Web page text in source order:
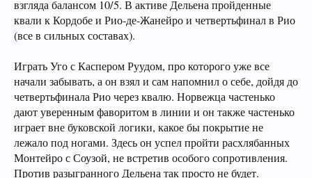
взгляда балансом 10/5. В активе Дельена пройденные
квали к Кордобе и Рио-де-Жанейро и четвертьфинал в Рио
(все в сильных составах).
Играть Уго с Каспером Руудом, про которого уже все
начали забывать, а он взял и сам напомнил о себе, дойдя до
четвертьфинала Рио через квалю. Норвежца частенько
дают уверенным фаворитом в линии и он также частенько
играет вне буковской логики, какое бы покрытие не
лежало под ногами. Здесь он успел пройти расхлябанных
Монтейро с Соузой, не встретив особого сопротивления.
Против разыгранного Дельена так просто не будет.